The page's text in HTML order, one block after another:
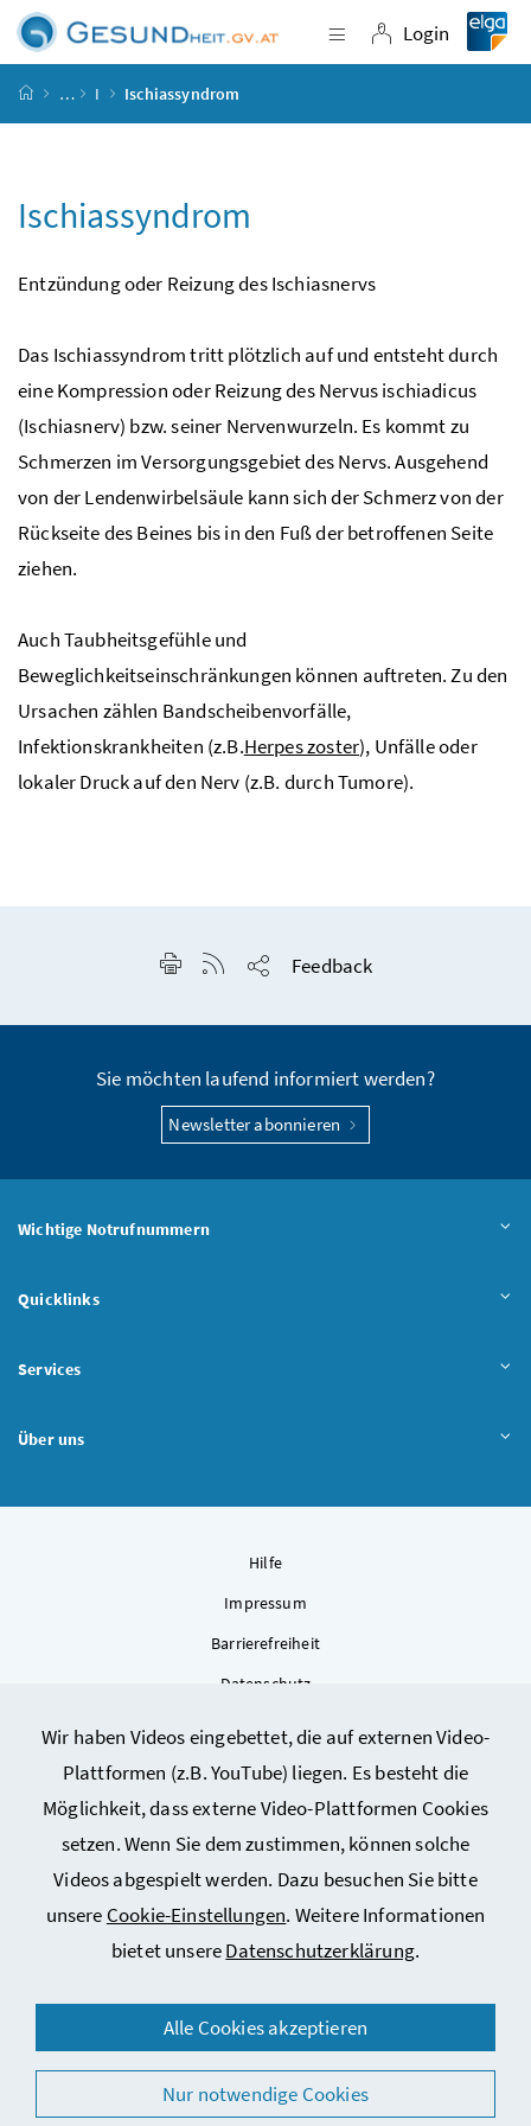
Zum Inhalt
Zum Hauptmenü
Zum Untermenü
Zur Suche
Wir haben Videos eingebettet, die auf externen Video-
Plattformen (z.B. YouTube) liegen. Es besteht die
Möglichkeit, dass externe Video-Plattformen Cookies
setzen. Wenn Sie dem zustimmen, können solche
Videos abgespielt werden. Dazu besuchen Sie bitte
unsere Cookie-Einstellungen. Weitere Informationen
bietet unsereDatenschutzerklärung.
Alle Cookies akzeptieren
Nur notwendige Cookies
Navigation
Login
Login
Startseite
… I Ischiassyndrom
Ischiassyndrom
Entzündung oder Reizung des Ischiasnervs
Das Ischiassyndrom tritt plötzlich auf und entsteht durch
eine Kompression oder Reizung des Nervus ischiadicus
(Ischiasnerv) bzw.seiner Nervenwurzeln. Es kommt zu
Schmerzen im Versorgungsgebiet des Nervs. Ausgehend
von der Lendenwirbelsäule kann sich der Schmerz von der
Rückseite des Beines bis in den Fuß der betroffenen Seite
ziehen.
Auch Taubheitsgefühle und
Beweglichkeitseinschränkungen können auftreten. Zu den
Ursachen zählen Bandscheibenvorfälle,
Infektionskrankheiten (z.B.Herpes zoster), Unfälle oder
lokaler Druck auf den Nerv (z.B. durch Tumore).
Seite drucken
RSS-Feed anzeigen
Feedback
Sie möchten laufend informiert werden?
Newsletter abonnieren
Wichtige Notrufnummern
Quicklinks
Services
Über uns
Hilfe
Impressum
Barrierefreiheit
Datenschutz
Sitemap
Cookie-Einstellungen
© 2026 Bundesministerium für Arbeit, Soziales, Gesundheit,
Pflege und Konsumentenschutz